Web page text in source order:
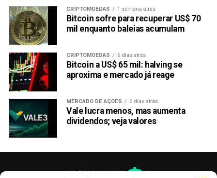
CRIPTOMOEDAS 1 semana atrás
Bitcoin sofre para recuperar US$ 70
mil enquanto baleias acumulam
CRIPTOMOEDAS 6 dias atrás
Bitcoin a US$ 65 mil: halving se
aproxima e mercado já reage
MERCADO DE AÇÕES 6 dias atrás
Vale lucra menos, mas aumenta
dividendos; veja valores